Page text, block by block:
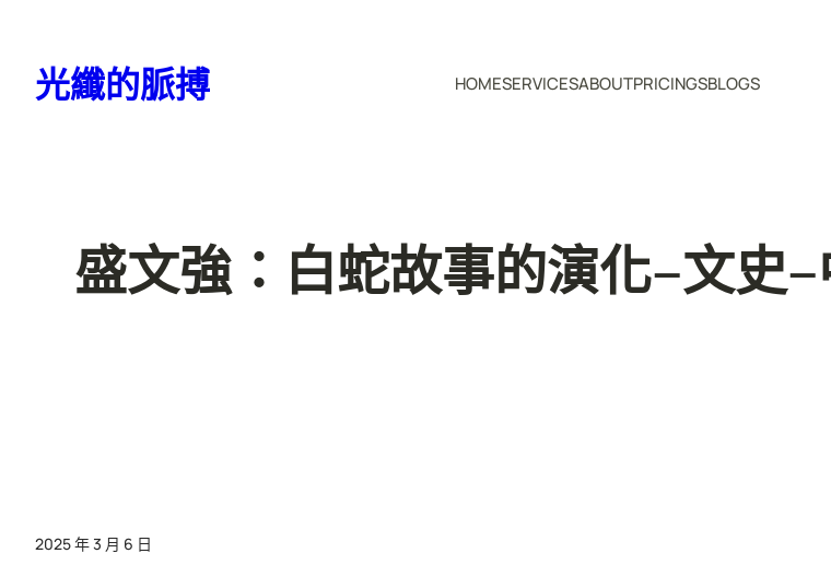
光纖的脈搏 HOMESERVICESABOUTPRICINGSBLOGS
盛文強：白蛇故事的演化–文史
2025 年 3 月 6 日